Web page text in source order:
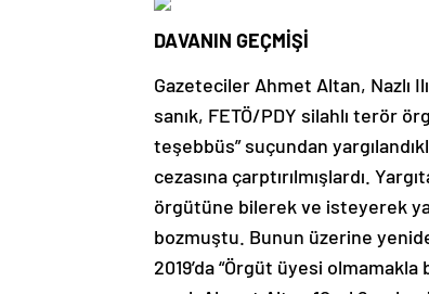
DAVANIN GEÇMİŞİ
Gazeteciler Ahmet Altan, Nazlı
sanık, FETÖ/PDY silahlı terör
teşebbüs” suçundan
cezasına çarptırılmışlardı.
örgütüne bilerek ve isteyerek
bozmuştu. Bunun üzerine
2019’da “Örgüt üyesi